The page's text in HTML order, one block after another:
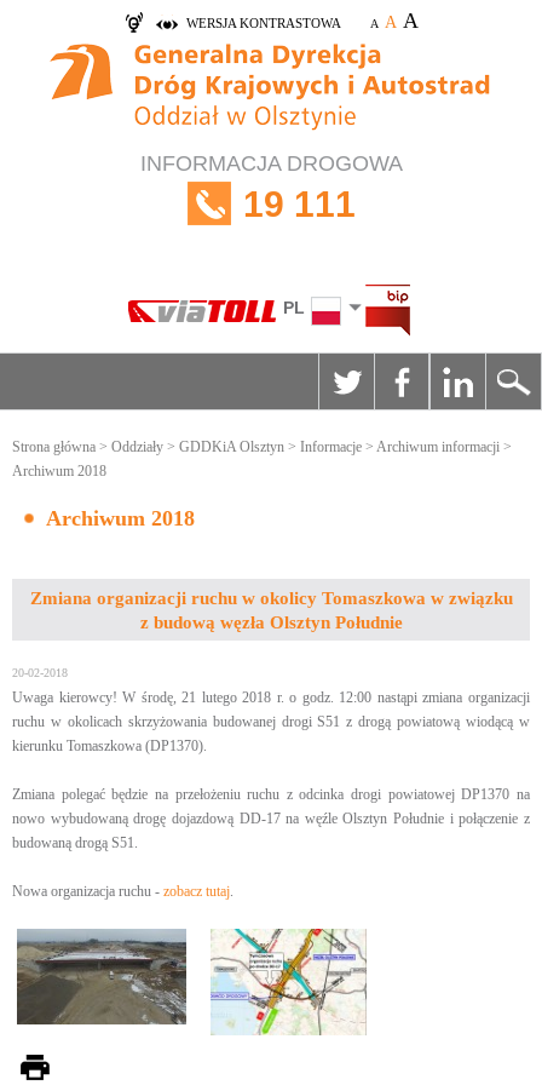
WERSJA KONTRASTOWA A A A
INFORMACJA DROGOWA
19 111
PL
Strona główna > Oddziały > GDDKiA Olsztyn > Informacje > Archiwum informacji >
Archiwum 2018
Archiwum 2018
Zmiana organizacji ruchu w okolicy Tomaszkowa w związku
z budową węzła Olsztyn Południe
20-02-2018
Uwaga kierowcy! W środę, 21 lutego 2018 r. o godz. 12:00 nastąpi zmiana organizacji
ruchu w okolicach skrzyżowania budowanej drogi S51 z drogą powiatową wiodącą w
kierunku Tomaszkowa (DP1370).
Zmiana polegać będzie na przełożeniu ruchu z odcinka drogi powiatowej DP1370 na
nowo wybudowaną drogę dojazdową DD-17 na węźle Olsztyn Południe i połączenie z
budowaną drogą S51.
Nowa organizacja ruchu - zobacz tutaj.